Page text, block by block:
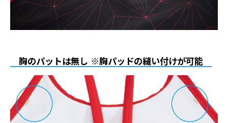
胸のパットは無し ※胸パッドの縫い付けが可能